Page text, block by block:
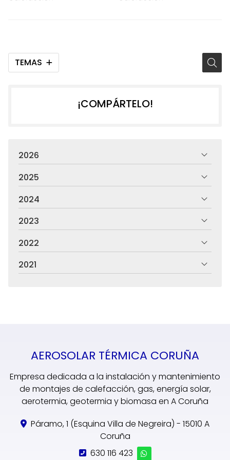
TEMAS
¡COMPÁRTELO!
2026
2025
2024
2023
2022
2021
AEROSOLAR TÉRMICA CORUÑA
Empresa dedicada a la instalación y mantenimiento
de montajes de calefacción, gas, energía solar,
aerotermia, geotermia y biomasa en A Coruña
Páramo, 1 (Esquina Villa de Negreira) - 15010 A
Coruña
630 116 423